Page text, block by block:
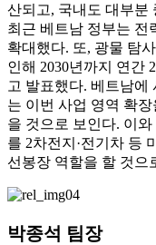
산되고, 국내도 대부분
최근 베트남 정부는 전
확대했다. 또, 광물 탐
인해 2030년까지 연간
고 발표했다. 베트남에
는 이번 사업 영역 확
을 것으로 보인다. 이
를 2차전지·전기차 등
선봉장 역할을 할 것으
박종석 팀장